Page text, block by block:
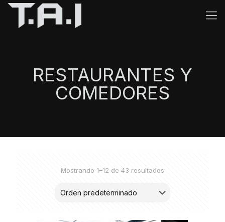
RESTAURANTES Y
COMEDORES
Mostrando 1–12 de 43 resultados